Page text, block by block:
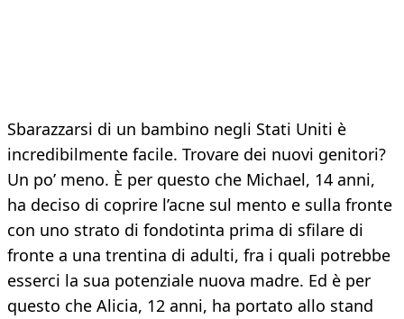
Sbarazzarsi di un bambino negli Stati Uniti è
incredibilmente facile. Trovare dei nuovi genitori?
Un po’ meno. È per questo che Michael, 14 anni,
ha deciso di coprire l’acne sul mento e sulla fronte
con uno strato di fondotinta prima di sfilare di
fronte a una trentina di adulti, fra i quali potrebbe
esserci la sua potenziale nuova madre. Ed è per
questo che Alicia, 12 anni, ha portato allo stand